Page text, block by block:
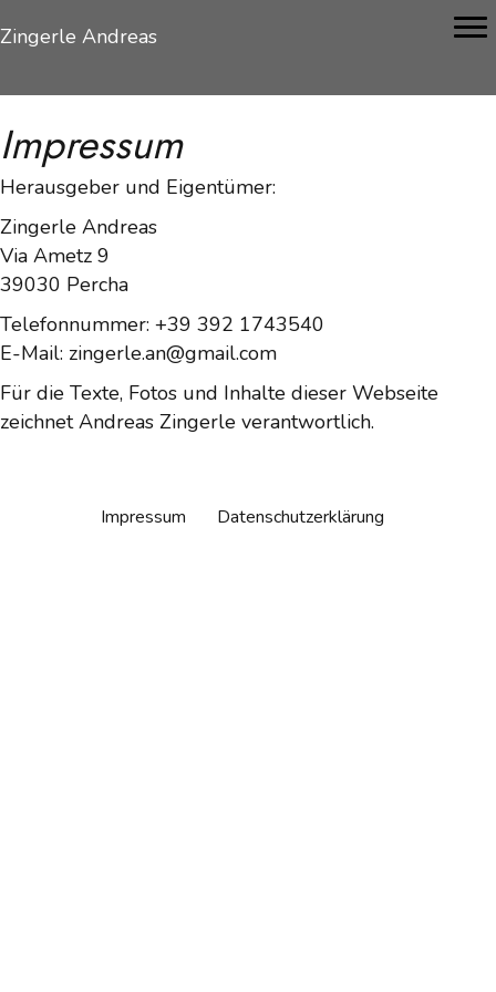
Zingerle Andreas
Impressum
Herausgeber und Eigentümer:
Zingerle Andreas
Via Ametz 9
39030 Percha
Telefonnummer: +39 392 1743540
E-Mail: zingerle.an@gmail.com
Für die Texte, Fotos und Inhalte dieser Webseite
zeichnet Andreas Zingerle verantwortlich.
Impressum Datenschutzerklärung